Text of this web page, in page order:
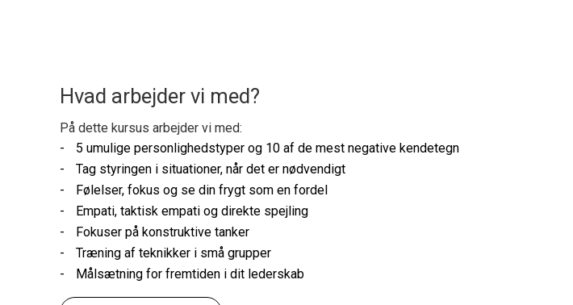
Hvad arbejder vi med?
På dette kursus arbejder vi med:
5 umulige personlighedstyper og 10 af de mest negative kendetegn
Tag styringen i situationer, når det er nødvendigt
Følelser, fokus og se din frygt som en fordel
Empati, taktisk empati og direkte spejling
Fokuser på konstruktive tanker
Træning af teknikker i små grupper
Målsætning for fremtiden i dit lederskab